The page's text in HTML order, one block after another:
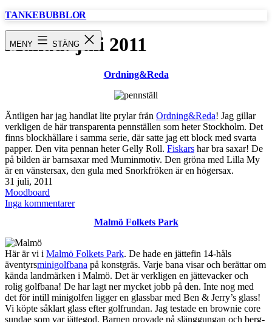
Hoppa
TANKEBUBBLOR
MENY STÄNG
Månad: juli 2011
Ordning&Reda
Äntligen har jag handlat lite prylar från Ordning&Reda! Jag gillar
verkligen de här transparenta pennställen som heter Stockholm. Det
finns blockhållare i samma serie, där satte jag ett block med svarta
papper. Den vita pennan heter Gelly Roll. Fiskars har bra saxar! De
på bilden är barnsaxar med Muminmotiv. Den gröna med Lilla My
är en vänstersax, den gula med Snorkfröken är en högersax.
Publicerat
den
31 juli, 2011
Kategoriserat
som
Moodboard
Inga kommentarertill
Malmö Folkets Park
Här är vi i Malmö Folkets Park. De hade en jättefin 14-håls
äventyrsminigolfbana på konstgräs. Varje bana visar och berättar om
kända landmärken i Malmö. Det är verkligen en jättevacker och
rolig golfbana! De har lagt ner mycket jobb på den. Inte nog med
det för intill minigolfen ligger en glassbar med Ben & Jerry’s glass!
Vi köpte såklart glass efter golfrundan. Jag testade en brownie core
sundae som var jättegod. Barnen provade på slänggungan och berg-